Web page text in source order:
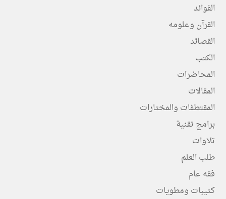
الفوائد
القرآن وعلومه
القصائد
الكتب
المحاضرات
المقالات
المقتطفات والمختارات
برامج تقنية
تلاوات
طلب العلم
فقه عام
كتيبات ومطويات